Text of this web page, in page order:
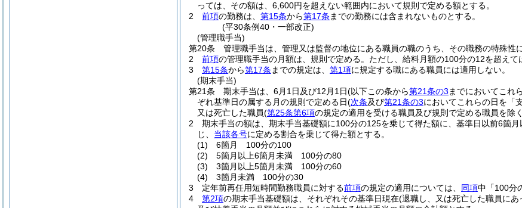
っては、その額は、6,600円を超えない範囲内において規則で定める額とする。
2
前項の勤務は、 第15条から第17条 までの勤務には含まれないものとする。
(平30条例40・一部改正)
(管理職手当)
第20条
管理職手当は、管理又は監督の地位にある職員の職のうち、その職務の特殊性
2
前項の管理職手当の月額は、規則で定める。 ただし、給料月額の100分の12を超えて
3
第15条から第17条 までの規定は、 第1項に規定する職にある職員には適用しない。
(期末手当)
第21条
期末手当は、6月1日及び12月1日(以下この条から第21条の3 までにおいてこれ
ぞれ基準日の属する月の規則で定める日(次条及び第21条の3においてこれらの日を「
又は死亡した職員(第25条第6項の規定の適用を受ける職員及び規則で定める職員を除
2
期末手当の額は、期末手当基礎額に100分の125を乗じて得た額に、基準日以前6箇
じ、 当該各号に定める割合を乗じて得た額とする。
(1)
6箇月 100分の100
(2)
5箇月以上6箇月未満 100分の80
(3)
3箇月以上5箇月未満 100分の60
(4)
3箇月未満 100分の30
3
定年前再任用短時間勤務職員に対する前項の規定の適用については、 同項中「100分
4
第2項の期末手当基礎額は、それぞれその基準日現在(退職し、又は死亡した職員に